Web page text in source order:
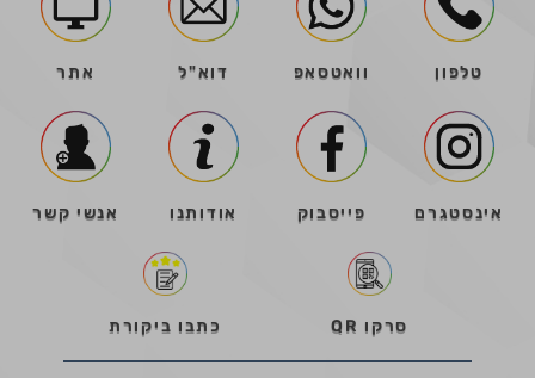
טלפון וואטסאפ דוא"ל אתר
אינסטגרם פייסבוק אודותנו אנשי קשר
סרקו QR כתבו ביקורת